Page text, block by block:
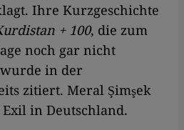
Ihre Kurzgeschichte
+ 100, die zum
noch gar nicht
in der
zitiert. Meral Şimşek
in Deutschland.